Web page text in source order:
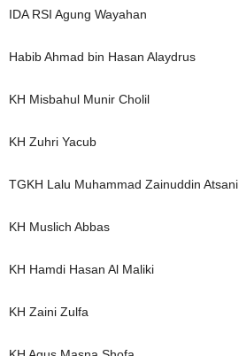
IDA RSI Agung Wayahan
Habib Ahmad bin Hasan Alaydrus
KH Misbahul Munir Cholil
KH Zuhri Yacub
TGKH Lalu Muhammad Zainuddin Atsani
KH Muslich Abbas
KH Hamdi Hasan Al Maliki
KH Zaini Zulfa